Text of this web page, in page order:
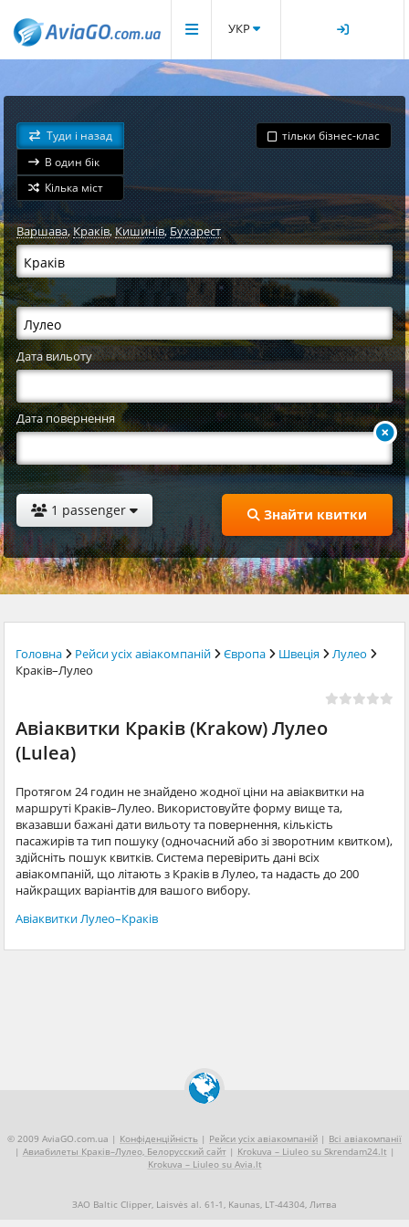
УКР
Туди і назад
В один бік
Кілька міст
тільки бізнес-клас
Варшава,Краків,Кишинів,Бухарест
Дата вильоту
Дата повернення
1 passenger Знайти квитки
Головна Рейси усіх авіакомпаній Європа Швеція
Лулео
Краків–Лулео
Авіаквитки Краків (Krakow) Лулео
(Lulea)
Протягом 24 годин не знайдено жодної ціни на авіаквитки на
маршруті Краків–Лулео. Використовуйте форму вище та,
вказавши бажані дати вильоту та повернення, кількість
пасажирів та тип пошуку (одночасний або зі зворотним квитком),
здійсніть пошук квитків. Система перевірить дані всіх
авіакомпаній, що літають з Краків в Лулео, та надасть до 200
найкращих варіантів для вашого вибору.
Авіаквитки Лулео–Краків
© 2009 AviaGO.com.ua | Конфіденційність | Рейси усіх авіакомпаній | Всі авіакомпанії
| Авиабилеты Краків–Лулео, Белорусский сайт| Krokuva – Liuleo su Skrendam24.lt |
Krokuva – Liuleo su Avia.lt
ЗАО Baltic Clipper, Laisvės al. 61-1, Kaunas, LT-44304, Литва